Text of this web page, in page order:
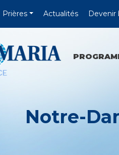
Prières Actualités Devenir
Notre-